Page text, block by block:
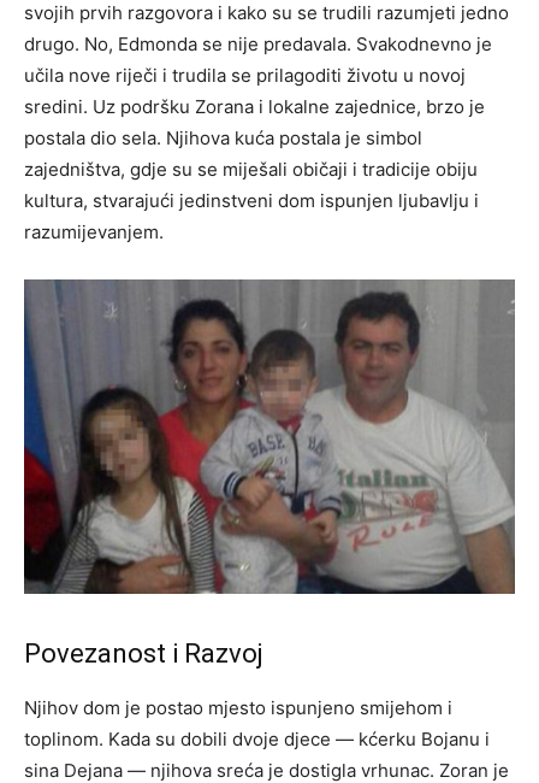
svojih prvih razgovora i kako su se trudili razumjeti jedno
drugo. No, Edmonda se nije predavala. Svakodnevno je
učila nove riječi i trudila se prilagoditi životu u novoj
sredini. Uz podršku Zorana i lokalne zajednice, brzo je
postala dio sela. Njihova kuća postala je simbol
zajedništva, gdje su se miješali običaji i tradicije obiju
kultura, stvarajući jedinstveni dom ispunjen ljubavlju i
razumijevanjem.
Povezanost i Razvoj
Njihov dom je postao mjesto ispunjeno smijehom i
toplinom. Kada su dobili dvoje djece — kćerku Bojanu i
sina Dejana — njihova sreća je dostigla vrhunac. Zoran je